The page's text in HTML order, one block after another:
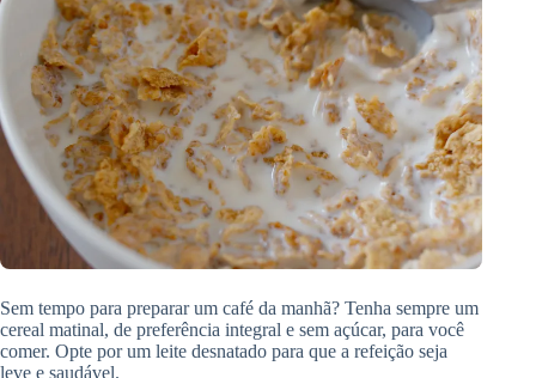
Sem tempo para preparar um café da manhã? Tenha sempre um
cereal matinal, de preferência integral e sem açúcar, para você
comer. Opte por um leite desnatado para que a refeição seja
leve e saudável.